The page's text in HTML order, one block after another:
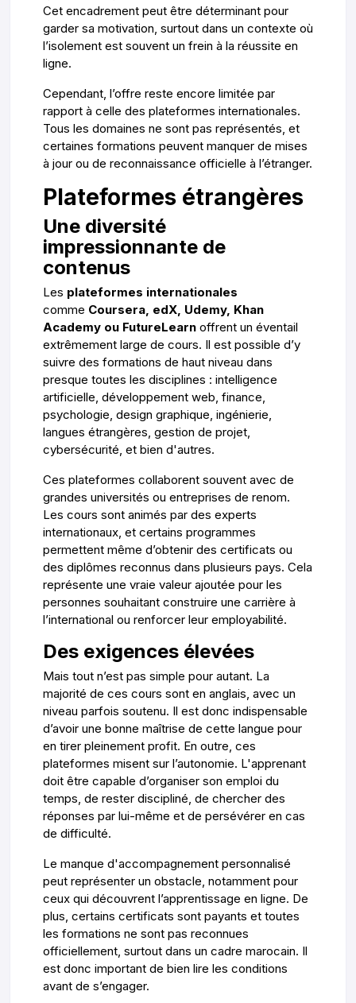
Cet encadrement peut être déterminant pour
garder sa motivation, surtout dans un contexte où
l’isolement est souvent un frein à la réussite en
ligne.
Cependant, l’offre reste encore limitée par
rapport à celle des plateformes internationales.
Tous les domaines ne sont pas représentés, et
certaines formations peuvent manquer de mises
à jour ou de reconnaissance officielle à l’étranger.
Plateformes étrangères
Une diversité
impressionnante de
contenus
Les plateformes internationales
comme Coursera, edX, Udemy, Khan
Academy ou FutureLearn offrent un éventail
extrêmement large de cours. Il est possible d’y
suivre des formations de haut niveau dans
presque toutes les disciplines : intelligence
artificielle, développement web, finance,
psychologie, design graphique, ingénierie,
langues étrangères, gestion de projet,
cybersécurité, et bien d'autres.
Ces plateformes collaborent souvent avec de
grandes universités ou entreprises de renom.
Les cours sont animés par des experts
internationaux, et certains programmes
permettent même d’obtenir des certificats ou
des diplômes reconnus dans plusieurs pays. Cela
représente une vraie valeur ajoutée pour les
personnes souhaitant construire une carrière à
l’international ou renforcer leur employabilité.
Des exigences élevées
Mais tout n’est pas simple pour autant. La
majorité de ces cours sont en anglais, avec un
niveau parfois soutenu. Il est donc indispensable
d’avoir une bonne maîtrise de cette langue pour
en tirer pleinement profit. En outre, ces
plateformes misent sur l’autonomie. L'apprenant
doit être capable d’organiser son emploi du
temps, de rester discipliné, de chercher des
réponses par lui-même et de persévérer en cas
de difficulté.
Le manque d'accompagnement personnalisé
peut représenter un obstacle, notamment pour
ceux qui découvrent l’apprentissage en ligne. De
plus, certains certificats sont payants et toutes
les formations ne sont pas reconnues
officiellement, surtout dans un cadre marocain. Il
est donc important de bien lire les conditions
avant de s’engager.